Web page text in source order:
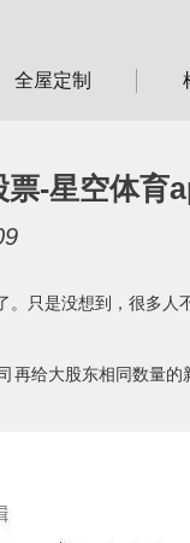
全屋定制
-星空体育
只是没想到，很多
给大股东相同数量